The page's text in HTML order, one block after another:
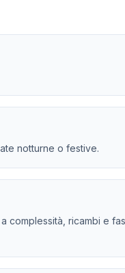
notturne o festive.
complessità, ricambi e